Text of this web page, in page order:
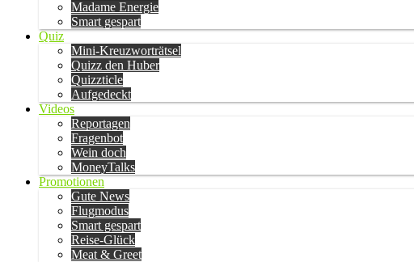
Madame Energie
Smart gespart
Quiz
Mini-Kreuzworträtsel
Quizz den Huber
Quizzticle
Aufgedeckt
Videos
Reportagen
Fragenbot
Wein doch
MoneyTalks
Promotionen
Gute News
Flugmodus
Smart gespart
Reise-Glück
Meat & Greet